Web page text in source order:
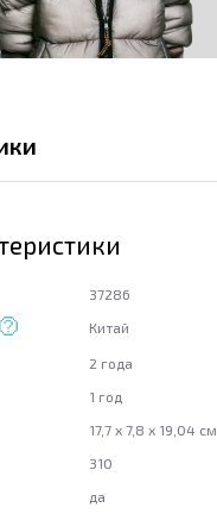
37286
Китай
2 года
1 год
17,7 х 7,8 х 19,04 см
310
да